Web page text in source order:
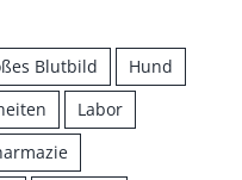
Blutbild
Hund
Labor